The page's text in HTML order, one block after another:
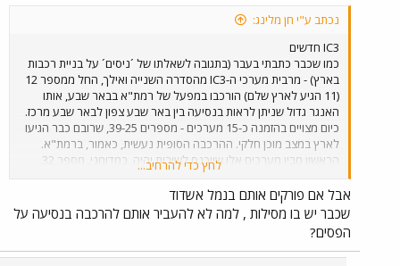
נכתב ע"י חן מלינג:
IC3 חדשים
כמו שכבר כתבתי בעבר (בתגובה לשאלתו של ´ניסים´ על בניית רכבות
בארץ) - מרבית מערכי ה-IC3 מהסדרה השנייה ואילך, החל ממספר 12
(11 הגיע לארץ שלם) הורכבו במפעל של רמת"א בבאר שבע, אותו
האנגר גדול שניתן לראות בנסיעה בין באר שבע צפון לבאר שבע מרכז.
כיום מצויים בהזמנה כ-15 מערכים - מספרים 39-25, שרובם כבר הגיעו
לארץ במצב מוכן חלקי. ההרכבה הסופית נעשית, כאמור, ברמת"א.
שצפוי להכנס לשירות בשבוע הבא. ברכבת ישראל אין עדיין הקצאה של
בפרברית חיפה, בתחילת שבוע הבא בנהריה-באר שבע ובהמשך השבוע
הבא באשדוד-נתניה.
לחץ כדי להרחיב...
אבל אם פורקים אותם בנמל אשדוד
שכבר יש בו מסילות , למה לא להעביר אותם להרכבה בנסיעה על
הפסים?